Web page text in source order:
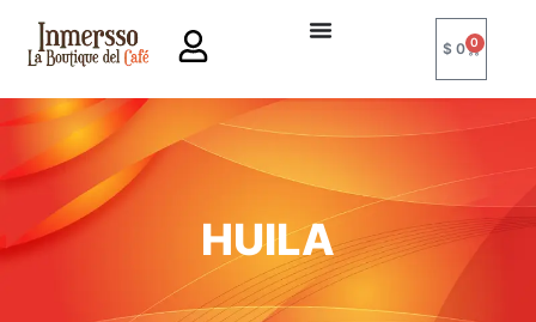
$0 0
HUILA